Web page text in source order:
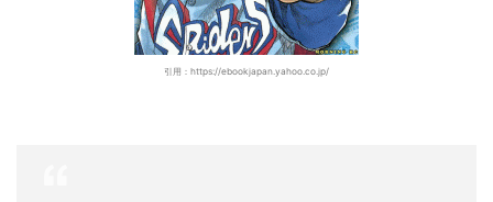
引用：https://ebookjapan.yahoo.co.jp/